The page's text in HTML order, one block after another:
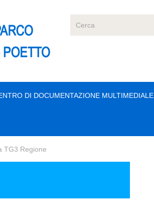
DI DOCUMENTAZIONE MULTIMEDIALE
TG3 Regione